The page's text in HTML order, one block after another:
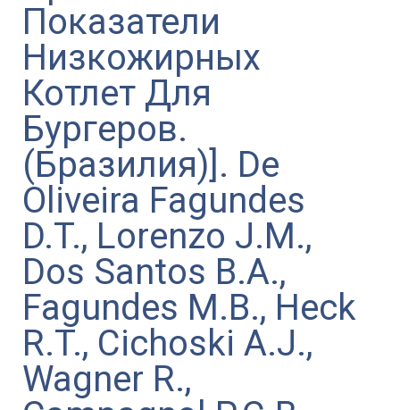
Показатели
Низкожирных
Котлет Для
Бургеров.
(Бразилия)]. De
Oliveira Fagundes
D.T., Lorenzo J.M.,
Dos Santos B.A.,
Fagundes M.B., Heck
R.T., Cichoski A.J.,
Wagner R.,